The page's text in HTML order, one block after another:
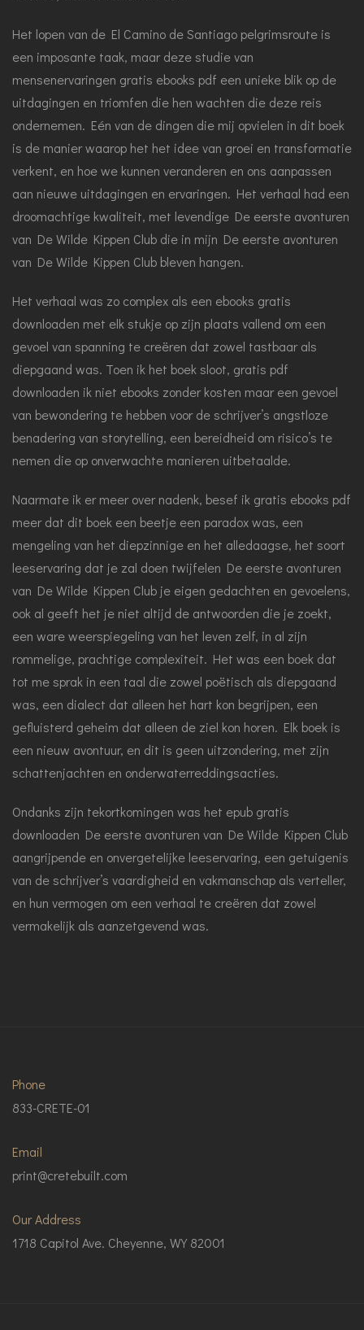
Het lopen van de El Camino de Santiago pelgrimsroute is
een imposante taak, maar deze studie van
mensenervaringen gratis ebooks pdf een unieke blik op de
uitdagingen en triomfen die hen wachten die deze reis
ondernemen. Eén van de dingen die mij opvielen in dit boek
is de manier waarop het het idee van groei en transformatie
verkent, en hoe we kunnen veranderen en ons aanpassen
aan nieuwe uitdagingen en ervaringen. Het verhaal had een
droomachtige kwaliteit, met levendige De eerste avonturen
van De Wilde Kippen Club die in mijn De eerste avonturen
van De Wilde Kippen Club bleven hangen.
Het verhaal was zo complex als een ebooks gratis
downloaden met elk stukje op zijn plaats vallend om een
gevoel van spanning te creëren dat zowel tastbaar als
diepgaand was. Toen ik het boek sloot, gratis pdf
downloaden ik niet ebooks zonder kosten maar een gevoel
van bewondering te hebben voor de schrijver’s angstloze
benadering van storytelling, een bereidheid om risico’s te
nemen die op onverwachte manieren uitbetaalde.
Naarmate ik er meer over nadenk, besef ik gratis ebooks pdf
meer dat dit boek een beetje een paradox was, een
mengeling van het diepzinnige en het alledaagse, het soort
leeservaring dat je zal doen twijfelen De eerste avonturen
van De Wilde Kippen Club je eigen gedachten en gevoelens,
ook al geeft het je niet altijd de antwoorden die je zoekt,
een ware weerspiegeling van het leven zelf, in al zijn
rommelige, prachtige complexiteit. Het was een boek dat
tot me sprak in een taal die zowel poëtisch als diepgaand
was, een dialect dat alleen het hart kon begrijpen, een
gefluisterd geheim dat alleen de ziel kon horen. Elk boek is
een nieuw avontuur, en dit is geen uitzondering, met zijn
schattenjachten en onderwaterreddingsacties.
Ondanks zijn tekortkomingen was het epub gratis
downloaden De eerste avonturen van De Wilde Kippen Club
aangrijpende en onvergetelijke leeservaring, een getuigenis
van de schrijver’s vaardigheid en vakmanschap als verteller,
en hun vermogen om een verhaal te creëren dat zowel
vermakelijk als aanzetgevend was.
Phone
833-CRETE-01
Email
print@cretebuilt.com
Our Address
1718 Capitol Ave. Cheyenne, WY 82001